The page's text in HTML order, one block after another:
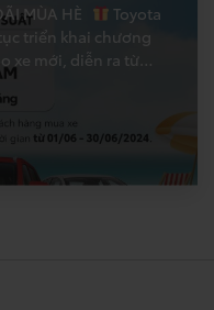
MÙA HÈ
Toyota
triển khai chương
xe mới, diễn ra từ
cụ thể: ♥ KHÁCH
PREMIO ĐƯỢC